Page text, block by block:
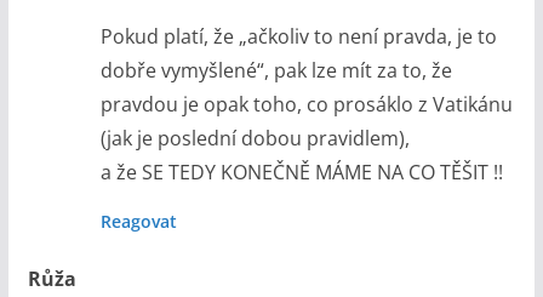
Pokud platí, že „ačkoliv to není pravda, je to
dobře vymyšlené“, pak lze mít za to, že
pravdou je opak toho, co prosáklo z Vatikánu
(jak je poslední dobou pravidlem),
a že SE TEDY KONEČNĚ MÁME NA CO TĚŠIT !!
Reagovat
Růža